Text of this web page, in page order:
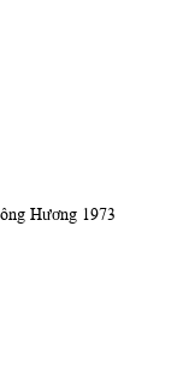
Hương 1973